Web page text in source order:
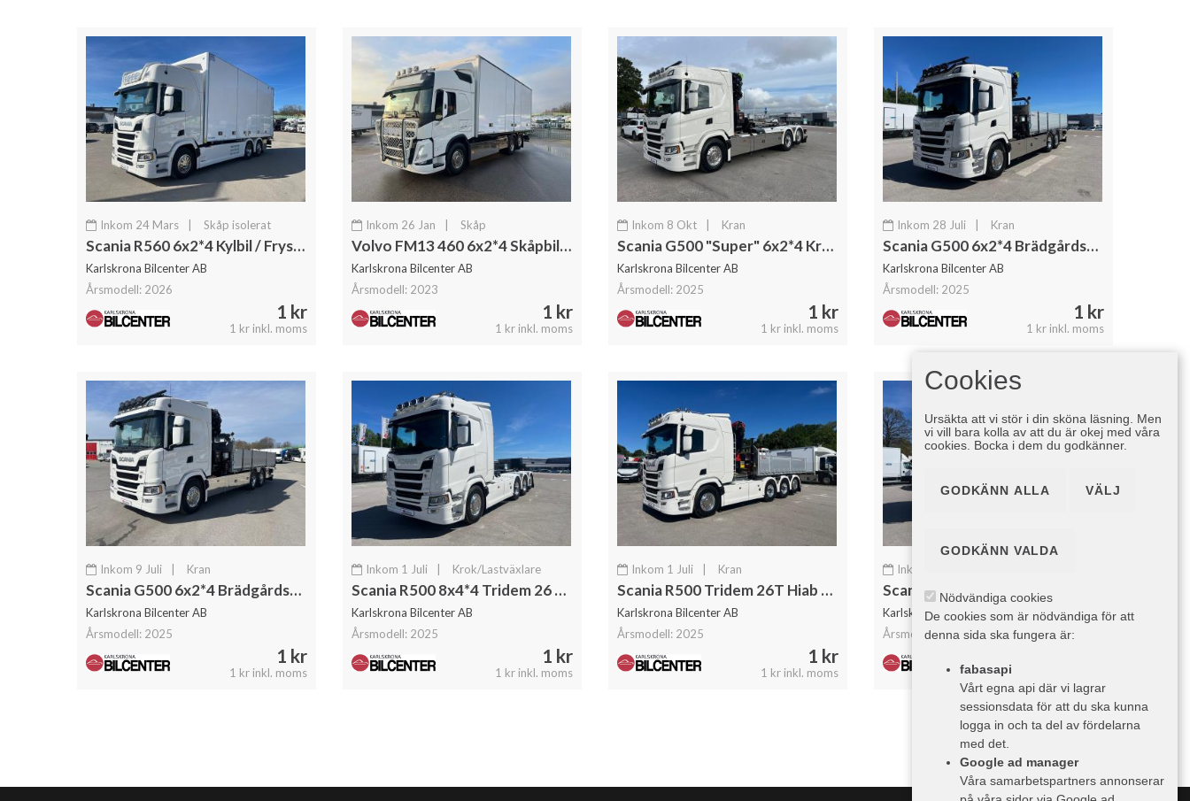
Inkom 24 Mars Skåp isolerat
Scania R560 6x2*4 Kylbil / Frysbil ÖBS, Norfrig
Karlskrona Bilcenter AB
Årsmodell: 2026
1 kr
1 kr inkl. moms
Inkom 26 Jan Skåp
Volvo FM13 460 6x2*4 Skåpbil Öppningsbarsida & Dubbla lastplan
Karlskrona Bilcenter AB
Årsmodell: 2023
1 kr
1 kr inkl. moms
Inkom 8 Okt Kran
Scania G500 "Super" 6x2*4 Kranväxlare Hiab 302 E6 Kran Jibb
Karlskrona Bilcenter AB
Årsmodell: 2025
1 kr
1 kr inkl. moms
Inkom 28 Juli Kran
Scania G500 6x2*4 Brädgårdsbil Kranbil Hiab 232 Kran
Karlskrona Bilcenter AB
Årsmodell: 2025
1 kr
1 kr inkl. moms
Inkom 9 Juli Kran
Scania G500 6x2*4 Brädgårdsbil Kranbil Hiab 302 Kran
Karlskrona Bilcenter AB
Årsmodell: 2025
1 kr
1 kr inkl. moms
Inkom 1 Juli Krok/Lastväxlare
Scania R500 8x4*4 Tridem 26 T Hiab Lastväxlare Fullutrustad
Karlskrona Bilcenter AB
Årsmodell: 2025
1 kr
1 kr inkl. moms
Inkom 1 Juli Kran
Scania R500 Tridem 26T Hiab Lastväxlare & Kranflak Palfinger
Karlskrona Bilcenter AB
Årsmodell: 2025
1 kr
1 kr inkl. moms
Inkom 24 Juni
Karlskrona Bilcenter AB
Årsmodell: 2025
Cookies
Ursäkta att vi stör i din sköna läsning. Men
vi vill bara kolla av att du är okej med våra
cookies. Bocka i dem du godkänner.
GODKÄNN ALLA VÄLJ
GODKÄNN VALDA
Nödvändiga cookies
De cookies som är nödvändiga för att
denna sida ska fungera är:
fabasapi
Vårt egna api där vi lagrar
sessionsdata för att du ska kunna
logga in och ta del av fördelarna
med det.
Google ad manager
Våra samarbetspartners annonserar